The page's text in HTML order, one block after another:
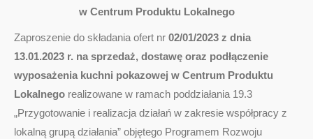
w Centrum Produktu Lokalnego
Zaproszenie do składania ofert nr 02/01/2023 z dnia
13.01.2023 r. na sprzedaż, dostawę oraz podłączenie
wyposażenia kuchni pokazowej w Centrum Produktu
Lokalnego realizowane w ramach poddziałania 19.3
„Przygotowanie i realizacja działań w zakresie współpracy z
lokalną grupą działania” objętego Programem Rozwoju